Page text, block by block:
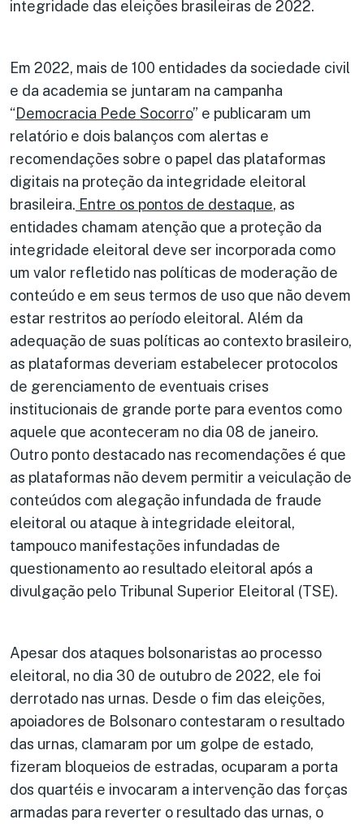
integridade das eleições brasileiras de 2022.
Em 2022, mais de 100 entidades da sociedade civil
e da academia se juntaram na campanha
“Democracia Pede Socorro” e publicaram um
relatório e dois balanços com alertas e
recomendações sobre o papel das plataformas
digitais na proteção da integridade eleitoral
brasileira. Entre os pontos de destaque, as
entidades chamam atenção que a proteção da
integridade eleitoral deve ser incorporada como
um valor refletido nas políticas de moderação de
conteúdo e em seus termos de uso que não devem
estar restritos ao período eleitoral. Além da
adequação de suas políticas ao contexto brasileiro,
as plataformas deveriam estabelecer protocolos
de gerenciamento de eventuais crises
institucionais de grande porte para eventos como
aquele que aconteceram no dia 08 de janeiro.
Outro ponto destacado nas recomendações é que
as plataformas não devem permitir a veiculação de
conteúdos com alegação infundada de fraude
eleitoral ou ataque à integridade eleitoral,
tampouco manifestações infundadas de
questionamento ao resultado eleitoral após a
divulgação pelo Tribunal Superior Eleitoral (TSE).
Apesar dos ataques bolsonaristas ao processo
eleitoral, no dia 30 de outubro de 2022, ele foi
derrotado nas urnas. Desde o fim das eleições,
apoiadores de Bolsonaro contestaram o resultado
das urnas, clamaram por um golpe de estado,
fizeram bloqueios de estradas, ocuparam a porta
dos quartéis e invocaram a intervenção das forças
armadas para reverter o resultado das urnas, o